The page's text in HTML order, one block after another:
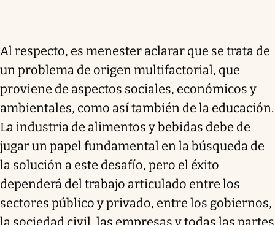
Al respecto, es menester aclarar que se trata de
un problema de origen multifactorial, que
proviene de aspectos sociales, económicos y
ambientales, como así también de la educación.
La industria de alimentos y bebidas debe de
jugar un papel fundamental en la búsqueda de
la solución a este desafío, pero el éxito
dependerá del trabajo articulado entre los
sectores público y privado, entre los gobiernos,
la sociedad civil, las empresas y todas las partes